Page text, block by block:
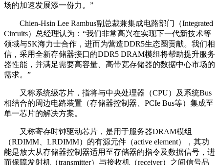
场的加速发展添一份力。”
Chien-Hsin Lee Rambus副总裁兼集成电路部门（Integrated
Circuits）总经理认为：“我们非常高兴在实现下一代新技术等
领域与SK海力士合作，进而为营造DDR5生态圈贡献。我们相
信，采用全新存储器接口的DDR5 DRAM模组将帮助提升服务
器性能，并满足需要高容量、高带宽存储器的数据中心市场的
需求。”
又称系统级芯片，指将与中央处理器（CPU）及系统Bus
相结合的周边电路装置（存储器控制器、PCIe Bus等）集成至
单一芯片的解决方案。
又称寄存时钟驱动芯片，是用于服务器DRAM模组
（RDIMM、LRDIMM）的有源元件（active element），其功
能是放大从存储器控制器适用至存储器的指令及数据信号，进
而保障发射机（transmitter）与接收机（receiver）之间信号品